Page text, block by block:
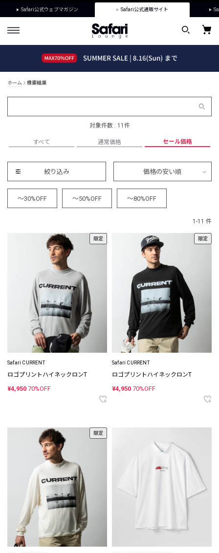
Safari公式ウェブマガジン Safari公式通販サイト
ホーム 検索結果
対象件数 : 11件
すべて 通常価格 セール価格
絞り込み 価格の安い順
～30%OFF ～50%OFF ～80%OFF
1-11 件
限定
Safari CURRENT
ロゴプリントハイネックロンT
¥4,950 70%OFF
限定
Safari CURRENT
ロゴプリントハイネックロンT
¥4,950 70%OFF
限定